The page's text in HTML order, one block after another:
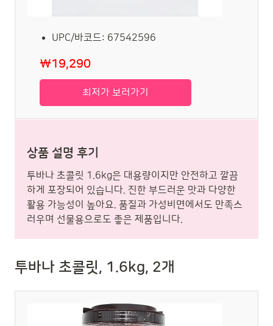
UPC/바코드: 67542596
₩19,290
최저가 보러가기
상품 설명 후기
투바나 초콜릿 1.6kg은 대용량이지만 안전하고 깔끔
하게 포장되어 있습니다. 진한 부드러운 맛과 다양한
활용 가능성이 높아요. 품질과 가성비면에서도 만족스
러우며 선물용으로도 좋은 제품입니다.
투바나 초콜릿, 1.6kg, 2개